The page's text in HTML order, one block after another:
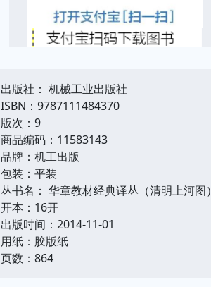
出版社： 机械工业出版社
ISBN：9787111484370
版次：9
商品编码：11583143
品牌：机工出版
包装：平装
丛书名： 华章教材经典译丛（清明上河图）
开本：16开
出版时间：2014-11-01
用纸：胶版纸
页数：864